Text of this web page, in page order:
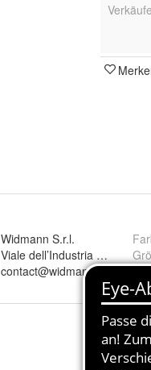
Widmann S.r.l.
Viale dell’Industria 3/C,
contact@widmannsrl.com